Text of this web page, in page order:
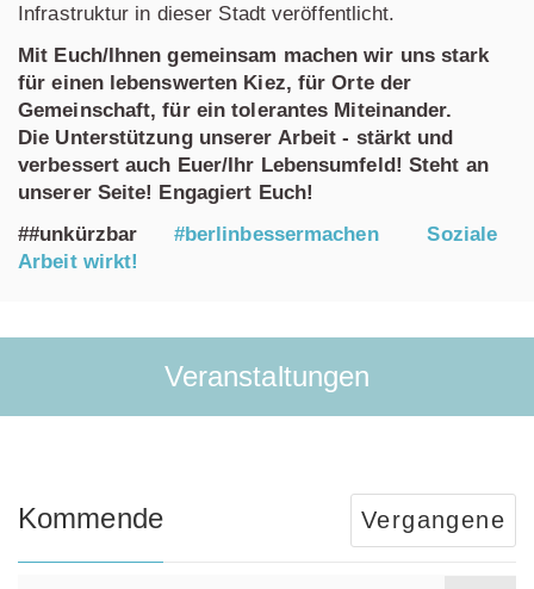
Infrastruktur in dieser Stadt veröffentlicht.
Mit Euch/Ihnen gemeinsam machen wir uns stark
für einen lebenswerten Kiez, für Orte der
Gemeinschaft, für ein tolerantes Miteinander.
Die Unterstützung unserer Arbeit - stärkt und
verbessert auch Euer/Ihr Lebensumfeld! Steht an
unserer Seite! Engagiert Euch!
##unkürzbar #berlinbessermachen
Soziale
Arbeit wirkt!
Veranstaltungen
Vergangene
Kommende